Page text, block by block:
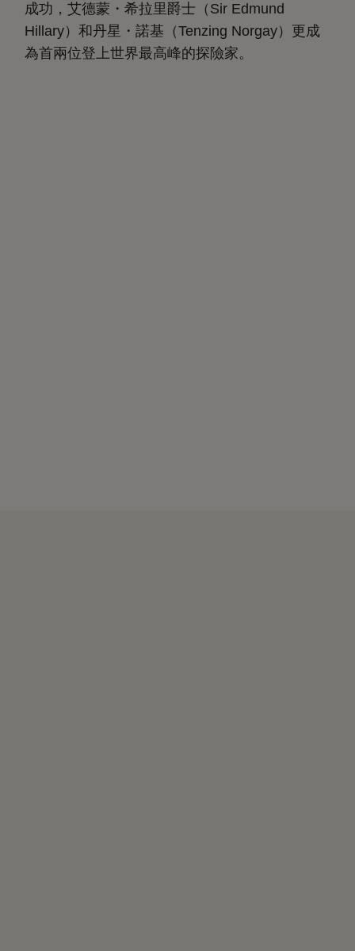
成功，艾德蒙・希拉里爵士（Sir Edmund
Hillary）和丹星・諾基（Tenzing Norgay）更成
為首兩位登上世界最高峰的探險家。